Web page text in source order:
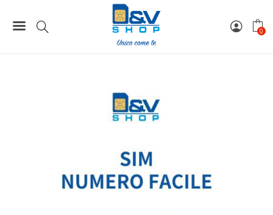
0
SIM Wind3 Numero Facile 38990X9020 Da Attivare